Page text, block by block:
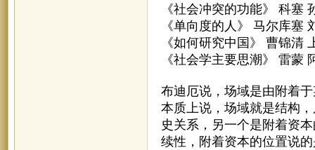
《社会冲突的功能》 科塞
《单向度的人》 马尔库塞
《如何研究中国》 曹锦清
《社会学主要思潮》 雷蒙
布迪厄说，场域是由附着
本质上说，场域就是结构
史关系，另一个是附着资
续性，附着资本的位置说